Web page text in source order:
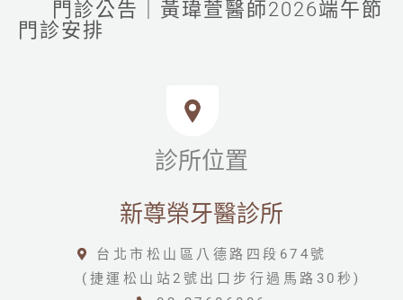
門診公告｜黃瑋萱醫師2026端午節
門診安排
診所位置
新尊榮牙醫診所
台北市松山區八德路四段674號
(捷運松山站2號出口步行過馬路30秒)